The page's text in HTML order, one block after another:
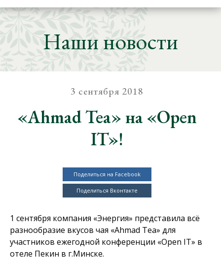
Наши новости
3 сентября 2018
«Ahmad Tea» на «Open
IT»!
Поделиться на Facebook
Поделиться Вконтакте
1 сентября компания «Энергия» представила всё
разнообразие вкусов чая «Ahmad Tea» для
участников ежегодной конференции «Open IT» в
отеле Пекин в г.Минске.